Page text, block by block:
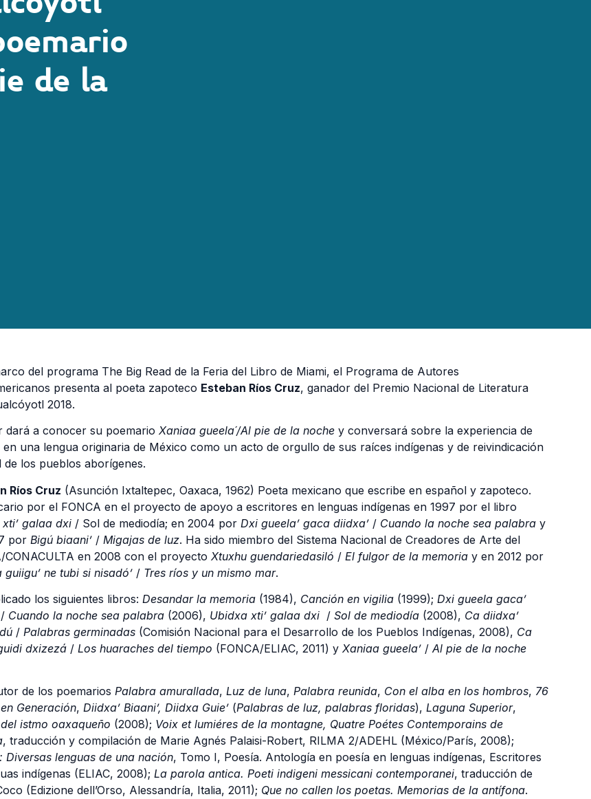
de la
del programa The Big Read de la Feria del Libro de Miami, el Programa de Autores
presenta al poeta zapoteco Esteban Ríos Cruz, ganador del Premio Nacional de Literatura
2018.
dará a conocer su poemario Xaniaa gueela´/Al pie de la noche y conversará sobre la experiencia de
una lengua originaria de México como un acto de orgullo de sus raíces indígenas y de reivindicación
los pueblos aborígenes.
Ríos Cruz (Asunción Ixtaltepec, Oaxaca, 1962) Poeta mexicano que escribe en español y zapoteco.
por el FONCA en el proyecto de apoyo a escritores en lenguas indígenas en 1997 por el libro
galaa dxi / Sol de mediodía; en 2004 por Dxi gueela’ gaca diidxa’ / Cuando la noche sea palabra y
por Bigú biaani’ / Migajas de luz. Ha sido miembro del Sistema Nacional de Creadores de Arte del
CONACULTA en 2008 con el proyecto Xtuxhu guendariedasiló / El fulgor de la memoria y en 2012 por
guiigu’ ne tubi si nisadó’ / Tres ríos y un mismo mar.
los siguientes libros: Desandar la memoria (1984), Canción en vigilia (1999); Dxi gueela gaca’
/ Cuando la noche sea palabra (2006), Ubidxa xti’ galaa dxi / Sol de mediodía (2008), Ca diidxa’
/ Palabras germinadas (Comisión Nacional para el Desarrollo de los Pueblos Indígenas, 2008), Ca
dxizezá / Los huaraches del tiempo (FONCA/ELIAC, 2011) y Xaniaa gueela’ /Al pie de la noche
de los poemarios Palabra amurallada, Luz de luna, Palabra reunida, Con el alba en los hombros, 76
Generación, Diidxa’ Biaani’, Diidxa Guie’ (Palabras de luz, palabras floridas), Laguna Superior,
istmo oaxaqueño (2008); Voix et lumiéres de la montagne, Quatre Poétes Contemporains de
, traducción y compilación de Marie Agnés Palaisi-Robert, RILMA 2/ADEHL (México/París, 2008);
Diversas lenguas de una nación, Tomo I, Poesía. Antología en poesía en lenguas indígenas, Escritores
indígenas (ELIAC, 2008); La parola antica. Poeti indigeni messicani contemporanei, traducción de
(Edizione dell’Orso, Alessandría, Italia, 2011); Que no callen los poetas. Memorias de la antífona.